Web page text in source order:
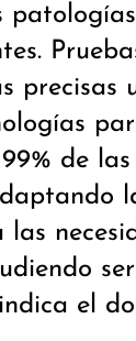
precisas
de
las
el